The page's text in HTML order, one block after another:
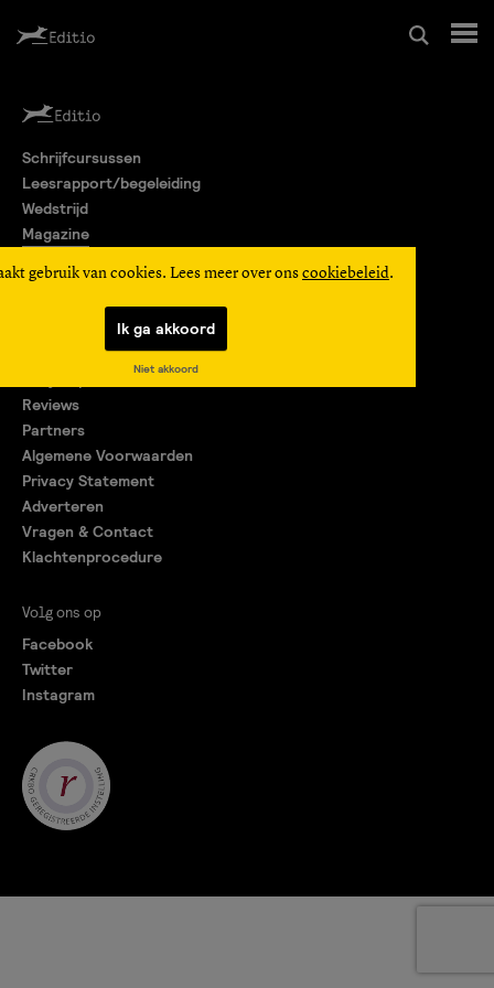
Leesrapport/begeleiding
Wedstrijd
Editio Producties
gebruik van cookies. Lees meer over ons cookiebeleid.
Ik ga akkoord
Niet akkoord
Schrijfcursussen
Leesrapport/begeleiding
Wedstrijd
Magazine
Reviews
Partners
Algemene Voorwaarden
Privacy Statement
Adverteren
Vragen & Contact
Klachtenprocedure
Volg ons op
Facebook
Twitter
Instagram